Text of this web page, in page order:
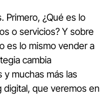
Primero, ¿Qué es lo
o servicios? Y sobre
es lo mismo vender a
cambia
y muchas más las
que veremos en